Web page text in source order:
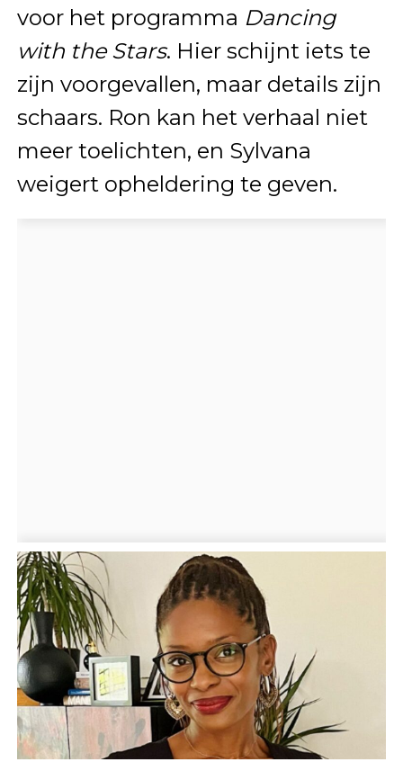
voor het programma Dancing
with the Stars. Hier schijnt iets te
zijn voorgevallen, maar details zijn
schaars. Ron kan het verhaal niet
meer toelichten, en Sylvana
weigert opheldering te geven.